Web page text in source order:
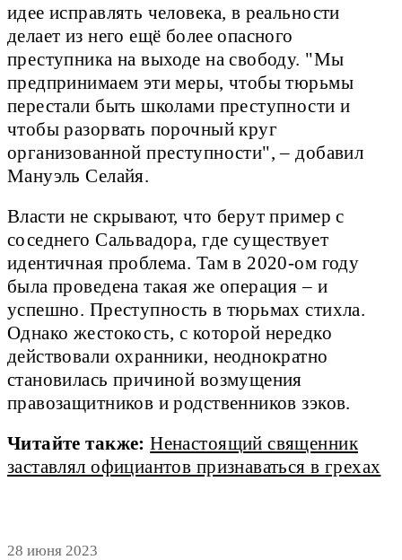
идее исправлять человека, в реальности
делает из него ещё более опасного
преступника на выходе на свободу. "Мы
предпринимаем эти меры, чтобы тюрьмы
перестали быть школами преступности и
чтобы разорвать порочный круг
организованной преступности", – добавил
Мануэль Селайя.
Власти не скрывают, что берут пример с
соседнего Сальвадора, где существует
идентичная проблема. Там в 2020-ом году
была проведена такая же операция – и
успешно. Преступность в тюрьмах стихла.
Однако жестокость, с которой нередко
действовали охранники, неоднократно
становилась причиной возмущения
правозащитников и родственников зэков.
Читайте также: Ненастоящий священник
заставлял официантов признаваться в грехах
28 июня 2023